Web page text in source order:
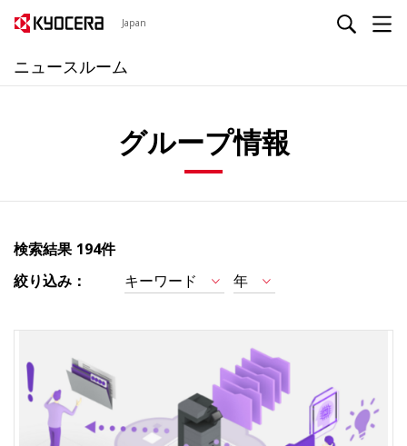
Japan
ニュースルーム
グループ情報
検索結果 194件
絞り込み：
キーワード 年